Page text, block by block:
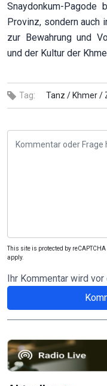
Snaydonkum-Pagode
Provinz, sondern auch
zur Bewahrung und
und der Kultur der
Tag: Tanz / Khmer /
This site is protected by
apply.
Ihr Kommentar wird